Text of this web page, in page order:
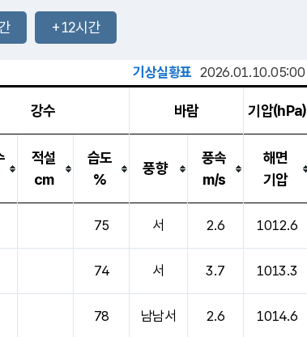
-mm
+12시간
기상실황표 2026.01.10.05:00
강수 바람 기압(hPa)
적설
cm
습도
%
풍향
풍속
m/s
해면
기압
75 서 2.6 1012.6
74 서 3.7 1013.3
78 남남서 2.6 1014.6